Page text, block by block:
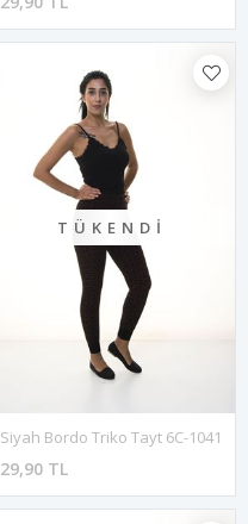
TÜKENDI
Siyah Bordo Triko Tayt 6C-1041
29,90 TL